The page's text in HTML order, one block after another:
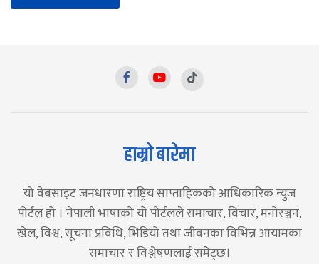
हाम्रो बारेमा
यो वेबसाइट जनधारणा राष्ट्रिय साप्ताहिकको आधिकारिक न्युज
पोर्टल हो । नेपाली भाषाको यो पोर्टलले समाचार, विचार, मनोरञ्जन,
खेल, विश्व, सूचना प्रविधि, भिडियो तथा जीवनका विभिन्न आयामका
समाचार र विश्लेषणलाई समेट्छ।